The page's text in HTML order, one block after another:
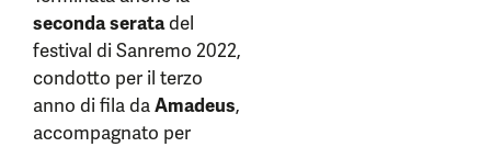
seconda seratadel
festival di Sanremo 2022,
condotto per il terzo
anno di fila daAmadeus,
accompagnato per